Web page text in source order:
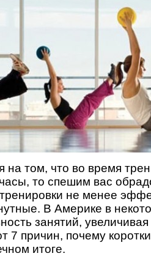
на том, что во время
то спешим вас
не менее
В Америке в
занятий, увеличивая
7 причин, почему
итоге.